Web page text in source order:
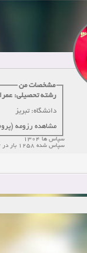
زمان:10-13-2024
زمان:10-11-2024
مشخصات من
رشته تحصیلی:
دانشگاه: تبریز
مشاهده رزومه
سپاس ها 1304
سپاس شده 1258 بار در 53 ارسال